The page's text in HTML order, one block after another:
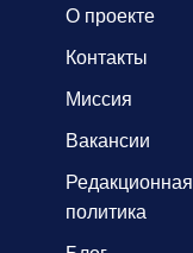
О проекте
Контакты
Миссия
Вакансии
Редакционная
политика